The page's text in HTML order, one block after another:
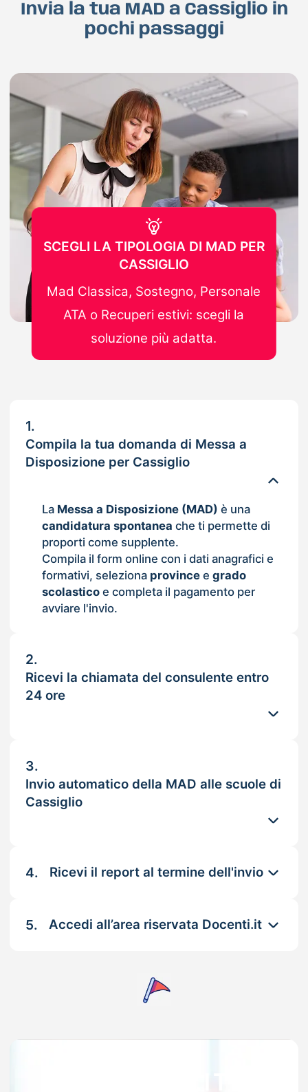
Invia la tua MAD a Cassiglio in
pochi passaggi
1.
Compila la tua domanda di Messa a
Disposizione per Cassiglio
La Messa a Disposizione (MAD) è una
candidatura spontanea che ti permette di
proporti come supplente.
Compila il form online con i dati anagrafici e
formativi, seleziona provincee grado
scolasticoe completa il pagamento per
avviare l'invio.
2.
Ricevi la chiamata del consulente entro
24 ore
3.
Invio automatico della MAD alle scuole di
Cassiglio
4. Ricevi il report al termine dell'invio
5. Accedi all’area riservata Docenti.it
SCEGLI LA TIPOLOGIA DI MAD PER
CASSIGLIO
Mad Classica, Sostegno, Personale
ATA o Recuperi estivi: scegli la
soluzione più adatta.